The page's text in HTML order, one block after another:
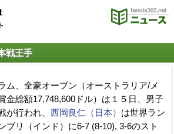
戦王手
ム、全豪オープン（オーストラリア/メ
金総額17,748,600ドル）は１５日、男子
が行われ、 西岡良仁（日本） は世界ラン
ブリ（インド）に6-7 (8-10), 3-6のスト